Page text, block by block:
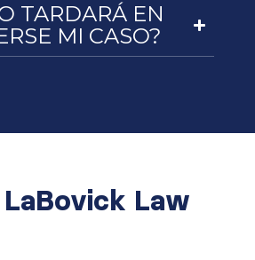
TARDARÁ EN
MI CASO?
Law